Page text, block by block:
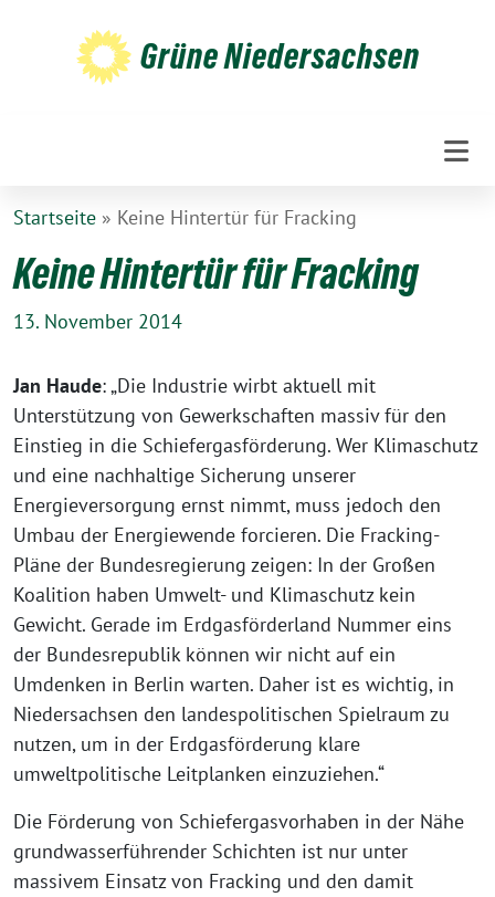
Grüne Niedersachsen
Startseite » Keine Hintertür für Fracking
Keine Hintertür für Fracking
13. November 2014
Jan Haude: „Die Industrie wirbt aktuell mit
Unterstützung von Gewerkschaften massiv für den
Einstieg in die Schiefergasförderung. Wer Klimaschutz
und eine nachhaltige Sicherung unserer
Energieversorgung ernst nimmt, muss jedoch den
Umbau der Energiewende forcieren. Die Fracking-
Pläne der Bundesregierung zeigen: In der Großen
Koalition haben Umwelt- und Klimaschutz kein
Gewicht. Gerade im Erdgasförderland Nummer eins
der Bundesrepublik können wir nicht auf ein
Umdenken in Berlin warten. Daher ist es wichtig, in
Niedersachsen den landespolitischen Spielraum zu
nutzen, um in der Erdgasförderung klare
umweltpolitische Leitplanken einzuziehen.“
Die Förderung von Schiefergasvorhaben in der Nähe
grundwasserführender Schichten ist nur unter
massivem Einsatz von Fracking und den damit